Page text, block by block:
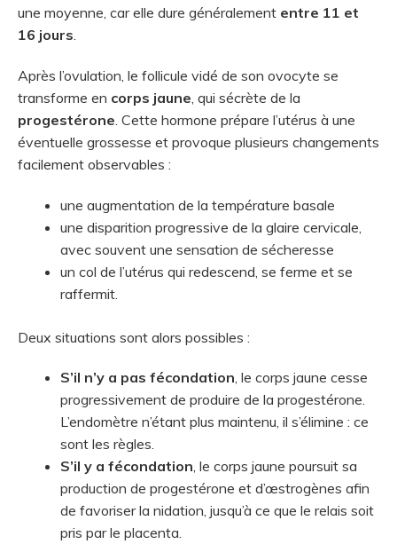
une moyenne, car elle dure généralement entre 11 et
16 jours.
Après l’ovulation, le follicule vidé de son ovocyte se
transforme en corps jaune , qui sécrète de la
progestérone . Cette hormone prépare l’utérus à une
éventuelle grossesse et provoque plusieurs changements
facilement observables :
une augmentation de la température basale
une disparition progressive de la glaire cervicale,
avec souvent une sensation de sécheresse
un col de l’utérus qui redescend, se ferme et se
raffermit.
Deux situations sont alors possibles :
S’il n’y a pas fécondation, le corps jaune cesse
progressivement de produire de la progestérone.
L’endomètre n’étant plus maintenu, il s’élimine : ce
sont les règles.
S’il y a fécondation, le corps jaune poursuit sa
production de progestérone et d’œstrogènes afin
de favoriser la nidation, jusqu’à ce que le relais soit
pris par le placenta.